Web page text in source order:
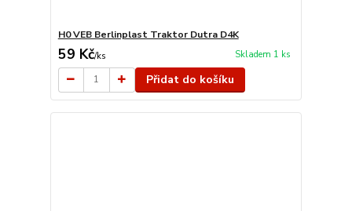
H0 VEB Berlinplast Traktor Dutra D4K
59 Kč/ks Skladem 1 ks
Přidat do košíku